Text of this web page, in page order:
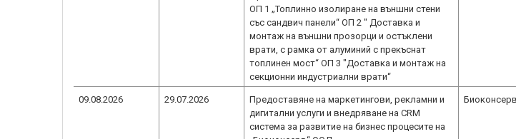
ОП 1 „Топлинно изолиране на външни стени
със сандвич панели“ ОП 2 " Доставка и
монтаж на външни прозорци и остъклени
врати, с рамка от алуминий с прекъснат
топлинен мост“ ОП 3 "Доставка и монтаж на
секционни индустриални врати“
09.08.2026 29.07.2026
Предоставяне на маркетингови, рекламни и
дигитални услуги и внедряване на CRM
система за развитие на бизнес процесите на